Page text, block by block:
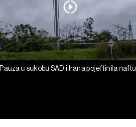
Pauza u sukobu SAD i Irana pojeftinila naftu